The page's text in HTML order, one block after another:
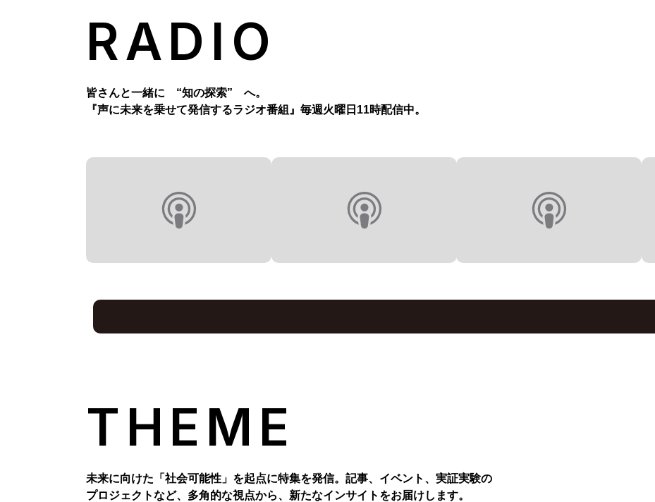
RADIO
皆さんと一緒に “知の探索” へ。
『声に未来を乗せて発信するラジオ番組』 毎週火曜日11時配信中。
THEME
未来に向けた「社会可能性」を起点に特集を発信。記事、イベント、実証実験の
プロジェクトなど、多角的な視点から、新たなインサイトをお届けします。